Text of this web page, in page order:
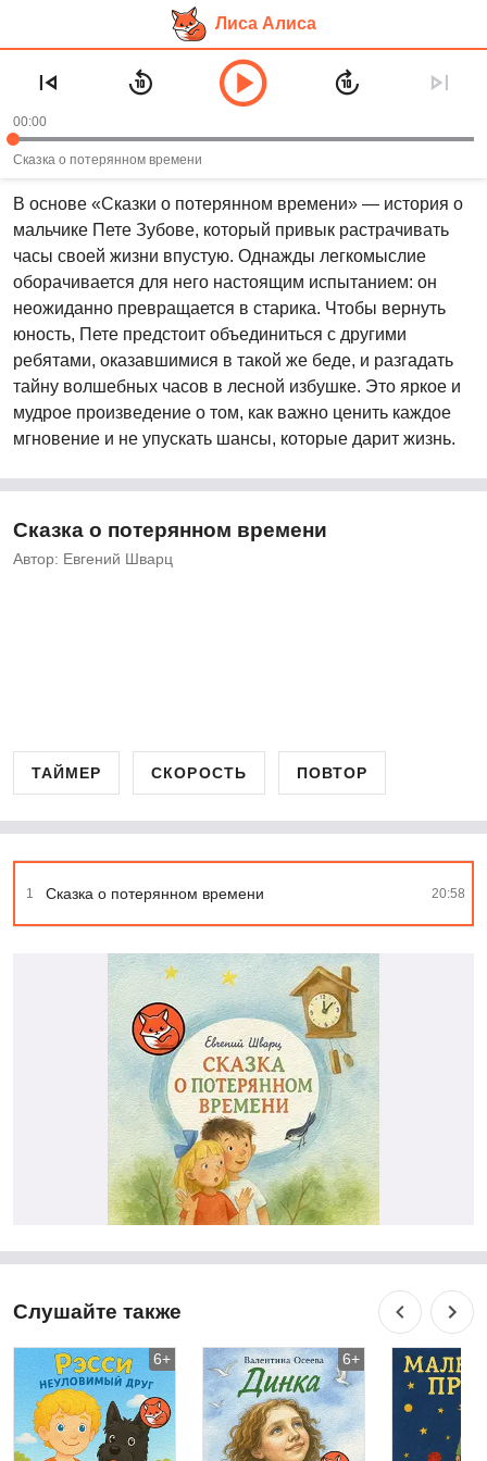
основному
контенту
Лиса Алиса
Аудиосказка «Сказка о потерянном
времени» — Евгений Шварц
Рекомендуем слушать в возрасте:
В основе «Сказки о потерянном времени» — история о
мальчике Пете Зубове, который привык растрачивать
часы своей жизни впустую. Однажды легкомыслие
оборачивается для него настоящим испытанием: он
неожиданно превращается в старика. Чтобы вернуть
юность, Пете предстоит объединиться с другими
ребятами, оказавшимися в такой же беде, и разгадать
тайну волшебных часов в лесной избушке. Это яркое и
мудрое произведение о том, как важно ценить каждое
мгновение и не упускать шансы, которые дарит жизнь.
Сказка о потерянном времени
Автор: Евгений Шварц
00:00
Сказка о потерянном времени
ТАЙМЕР СКОРОСТЬ ПОВТОР
1 Сказка о потерянном времени 20:58
Слушайте также
6+ 6+